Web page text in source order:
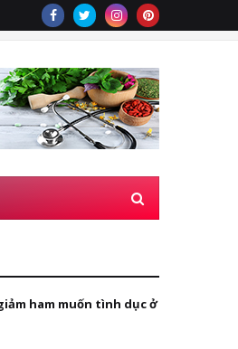
ham muốn tình dục ở